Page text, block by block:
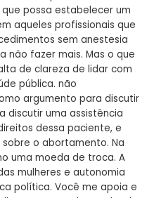
possa estabelecer um
aqueles profissionais que
sem anestesia
não fazer mais. Mas o que
de clareza de lidar com
pública. não
argumento para discutir
discutir uma assistência
dessa paciente, e
o abortamento. Na
uma moeda de troca. A
mulheres e autonomia
política. Você me apoia e